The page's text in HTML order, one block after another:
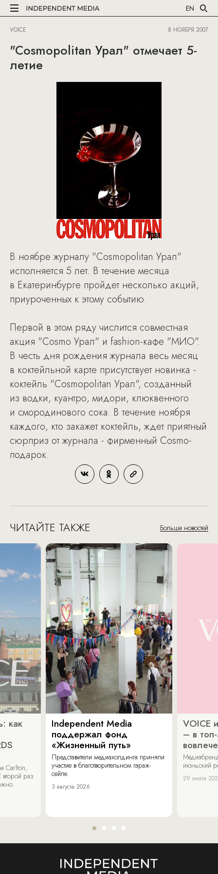
EN
VOICE 8 НОЯБРЯ 2007
"Cosmopolitan Урал" отмечает 5-
летие
В ноябре журналу "Cosmopolitan Урал"
исполняется 5 лет. В течение месяца
в Екатеринбурге пройдет несколько акций,
приуроченных к этому событию.
Первой в этом ряду числится совместная
акция "Cosmo Урал" и fashion-кафе "МИО".
В честь дня рождения журнала весь месяц
в коктейльной карте присутствует новинка -
коктейль "Cosmopolitan Урал", созданный
из водки, куантро, мидори, клюквенного
и смородинового сока. В течение ноября
каждого, кто закажет коктейль, ждет приятный
сюрприз от журнала - фирменный Cosmo-
подарок.
ЧИТАЙТЕ ТАКЖЕ Больше новостей
как
Carlton,
раз
Independent Media
поддержал фонд
«Жизненный путь»
Представители медиахолдинга приняли
участие в благотворительном гараж-
сейле.
3 августа 2026
VOICE
– в
июньский
29 июля